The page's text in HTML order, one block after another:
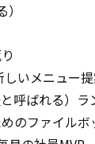
いメニュー
呼ばれる）ラ
のファイルボ